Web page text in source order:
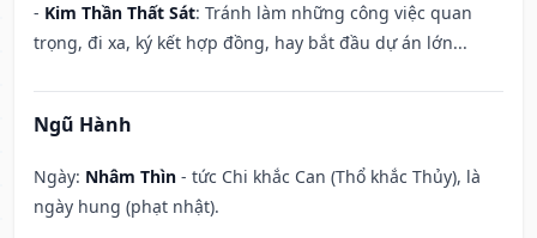
- Kim Thần Thất Sát: Tránh làm những công việc quan
trọng, đi xa, ký kết hợp đồng, hay bắt đầu dự án lớn...
Ngũ Hành
Ngày: Nhâm Thìn - tức Chi khắc Can (Thổ khắc Thủy), là
ngày hung (phạt nhật).